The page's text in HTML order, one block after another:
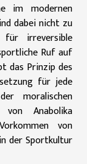
im modernen
dabei nicht zu
für irreversible
Ruf auf
das Prinzip des
für jede
moralischen
Anabolika
von
der Sportkultur